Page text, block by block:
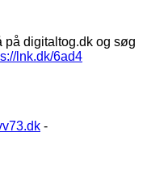
på digitaltog.dk og søg
lnk.dk/6ad4
-